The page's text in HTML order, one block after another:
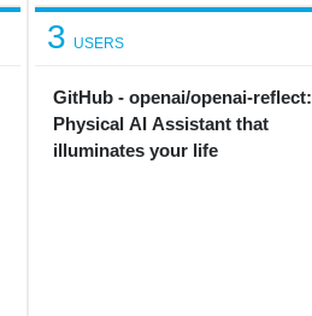
programming
GitHub - openai/openai-reflect:
Physical AI Assistant that
illuminates your life
3 USERS